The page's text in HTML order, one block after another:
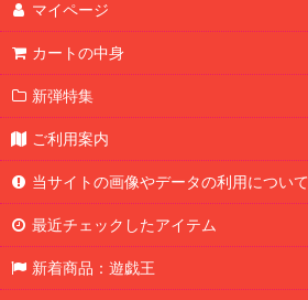
マイページ
カートの中身
新弾特集
ご利用案内
当サイトの画像やデータの利用について
最近チェックしたアイテム
新着商品：遊戯王